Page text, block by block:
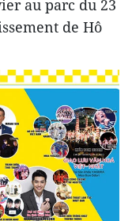
au parc du 23
de Hô